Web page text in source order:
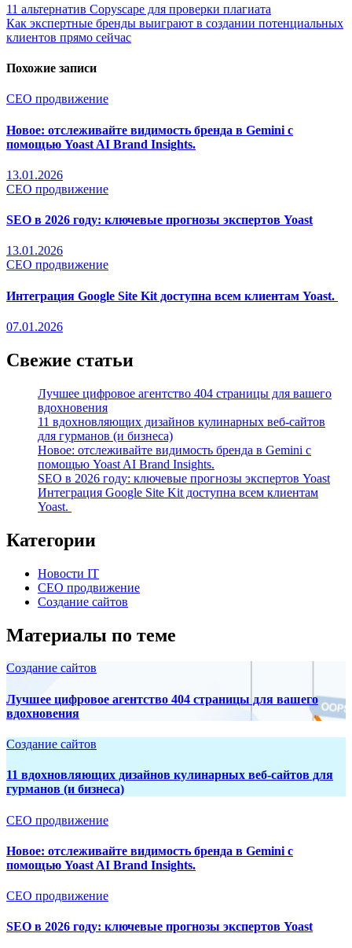
Навигация
по
11 альтернатив Copyscape для проверки плагиата
Как экспертные бренды выиграют в создании потенциальных
клиентов прямо сейчас
Похожие записи
СЕО продвижение
Новое: отслеживайте видимость бренда в Gemini с
помощью Yoast AI Brand Insights.
13.01.2026
СЕО продвижение
SEO в 2026 году: ключевые прогнозы экспертов Yoast
13.01.2026
СЕО продвижение
Интеграция Google Site Kit доступна всем клиентам Yoast.
07.01.2026
Свежие статьи
Лучшее цифровое агентство 404 страницы для вашего
вдохновения
11 вдохновляющих дизайнов кулинарных веб-сайтов
для гурманов (и бизнеса)
Новое: отслеживайте видимость бренда в Gemini с
помощью Yoast AI Brand Insights.
SEO в 2026 году: ключевые прогнозы экспертов Yoast
Интеграция Google Site Kit доступна всем клиентам
Yoast.
Категории
Новости IT
СЕО продвижение
Создание сайтов
Материалы по теме
Создание сайтов
Лучшее цифровое агентство 404 страницы для вашего
вдохновения
Создание сайтов
11 вдохновляющих дизайнов кулинарных веб-сайтов для
гурманов (и бизнеса)
СЕО продвижение
Новое: отслеживайте видимость бренда в Gemini с
помощью Yoast AI Brand Insights.
СЕО продвижение
SEO в 2026 году: ключевые прогнозы экспертов Yoast